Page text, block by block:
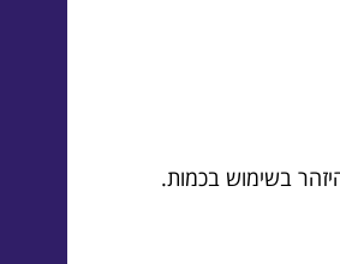
בשימוש בכמות.